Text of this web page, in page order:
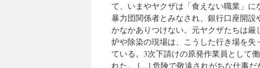
て、いまやヤクザは「食えない職業」
暴力団関係者とみなされ、銀行口座開
かなかありつけない。元ヤクザたちは
炉や除染の現場は、こうした行き場を
ている。3次下請けの原発作業員として
れた。 […] 危険で敬遠されがちな仕事だ